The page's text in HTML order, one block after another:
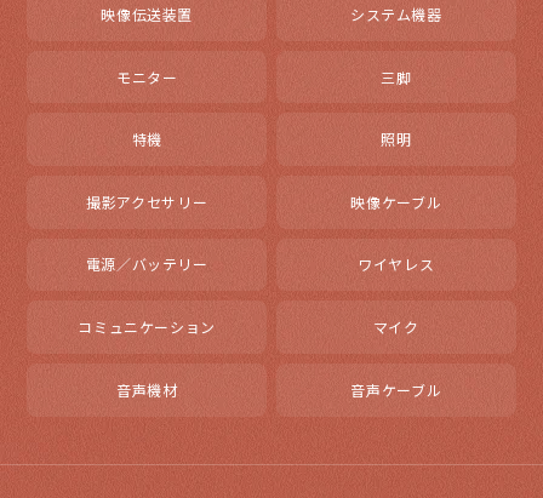
映像伝送装置 システム機器
モニター 三脚
特機 照明
撮影アクセサリー 映像ケーブル
電源／バッテリー ワイヤレス
コミュニケーション マイク
音声機材 音声ケーブル